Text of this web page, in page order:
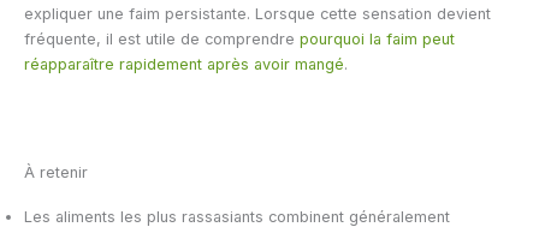
expliquer une faim persistante. Lorsque cette sensation devient
fréquente, il est utile de comprendre pourquoi la faim peut
réapparaître rapidement après avoir mangé.
À retenir
Les aliments les plus rassasiants combinent généralement